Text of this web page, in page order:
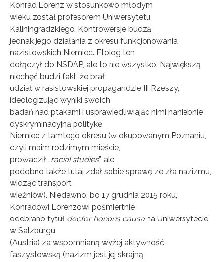
Konrad Lorenz w stosunkowo młodym
wieku został profesorem Uniwersytetu
Kaliningradzkiego. Kontrowersje budzą
jednak jego działania z okresu funkcjonowania
nazistowskich Niemiec. Etolog ten
dołączył do NSDAP, ale to nie wszystko. Największą
niechęć budzi fakt, że brał
udział w rasistowskiej propagandzie III Rzeszy,
ideologizując wyniki swoich
badań nad ptakami i usprawiedliwiając nimi haniebnie
dyskryminacyjną politykę
Niemiec z tamtego okresu (w okupowanym Poznaniu,
czyli moim rodzimym mieście,
prowadził „racial studies”, ale
podobno także tutaj zdał sobie sprawę ze zła nazizmu,
widząc transport
więźniów). Niedawno, bo 17 grudnia 2015 roku,
Konradowi Lorenzowi pośmiertnie
odebrano tytuł doctor honoris causa na Uniwersytecie
w Salzburgu
(Austria) za wspomnianą wyżej aktywność
faszystowską (nazizm jest jej skrajną